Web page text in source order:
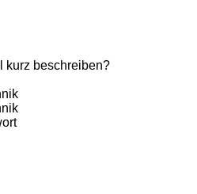
kurz beschreiben?